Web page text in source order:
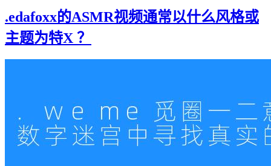
.edafoxx的ASMR视频通常以什么风格或
主题为特X ？